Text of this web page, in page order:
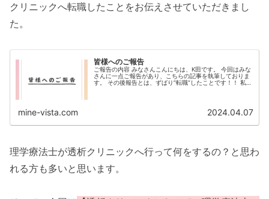
クリニックへ転職したことをお伝えさせていただきまし
た。
皆様へのご報告
ご報告の内容 みなさんこんにちは、K田です。 今回はみな
さんに一点ご報告があり、こちらの記事を執筆しておりま
す。 その後報告とは、ずばり”転職”したことです！！ 私は
mine-vista.com 2024.04.07
理学療法士が透析クリニックへ行って何をするの？と思わ
れる方も多いと思います。